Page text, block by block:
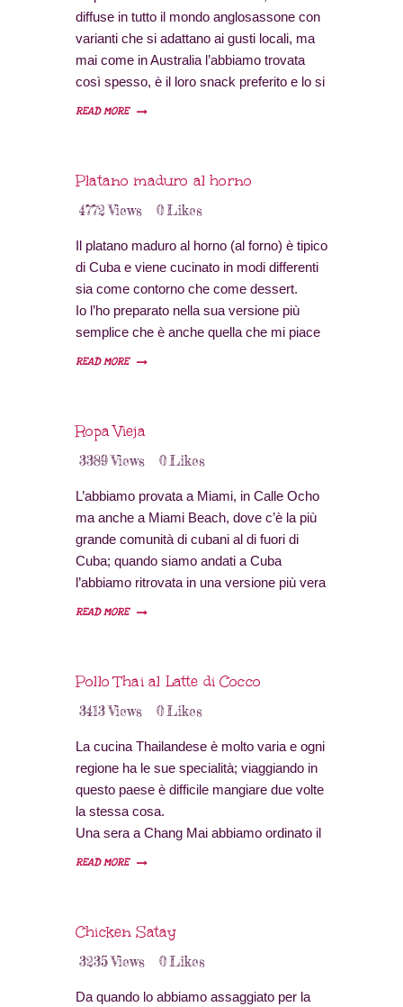
diffuse in tutto il mondo anglosassone con
varianti che si adattano ai gusti locali, ma
mai come in Australia l’abbiamo trovata
così spesso, è il loro snack preferito e lo si
trova ovunque, non solo viene consumato
READ MORE
Platano maduro al horno
4772 Views 0Likes
Il platano maduro al horno (al forno) è tipico
di Cuba e viene cucinato in modi differenti
sia come contorno che come dessert.
Io l’ho preparato nella sua versione più
semplice che è anche quella che mi piace
di più, è un contorno insolito per un piatto di
READ MORE
Ropa Vieja
3389Views 0Likes
L’abbiamo provata a Miami, in Calle Ocho
ma anche a Miami Beach, dove c’è la più
grande comunità di cubani al di fuori di
Cuba; quando siamo andati a Cuba
l’abbiamo ritrovata in una versione più vera
e meno turistica e forse ancora più buona.
READ MORE
Pollo Thai al Latte di Cocco
3413Views 0Likes
La cucina Thailandese è molto varia e ogni
regione ha le sue specialità; viaggiando in
questo paese è difficile mangiare due volte
la stessa cosa.
Una sera a Chang Mai abbiamo ordinato il
Pollo al latte di cocco, ci è piaciuto molto e
READ MORE
Chicken Satay
3235Views 0Likes
Da quando lo abbiamo assaggiato per la